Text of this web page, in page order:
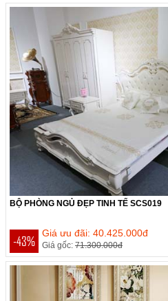
BỘ PHÒNG NGỦ ĐẸP TINH TẾ SCS019
-43% Giá ưu đãi: 40.425.000đ
Giá gốc: 71.300.000đ